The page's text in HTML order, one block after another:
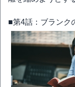
■第4話：ブランク